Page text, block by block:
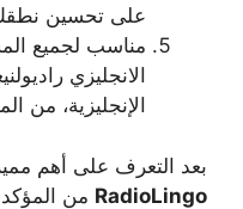
على تحسين نطقك
مناسب لجميع
الانجليزي
الإنجليزية، من
بعد التعرف على أهم
RadioLingo من